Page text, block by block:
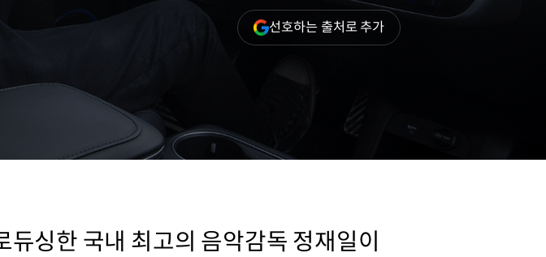
선호하는 출처로 추가(새
창
싱한 국내 최고의 음악감독 정재일이